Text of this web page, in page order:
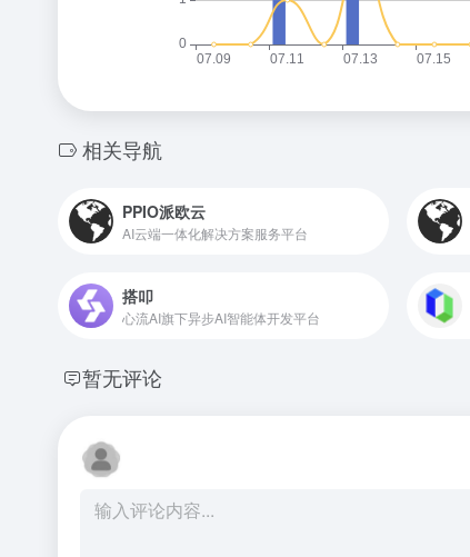
相关导航
PPIO派欧云
AI云端一体化解决方案服务平台
搭叩
心流AI旗下异步AI智能体开发平台
暂无评论